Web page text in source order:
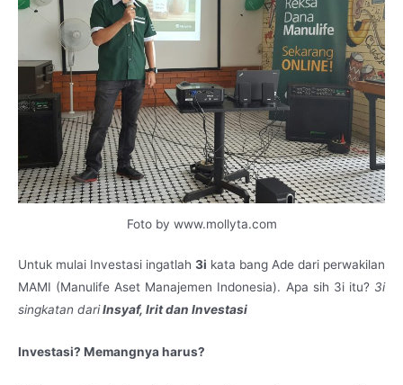
Foto by www.mollyta.com
Untuk mulai Investasi ingatlah 3i kata bang Ade dari perwakilan
MAMI (Manulife Aset Manajemen Indonesia). Apa sih 3i itu? 3i
singkatan dariInsyaf, Irit dan Investasi
Investasi? Memangnya harus?